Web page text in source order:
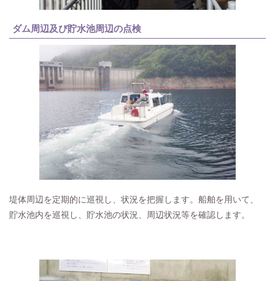
ダム周辺及び貯水池周辺の点検
堤体周辺を定期的に巡視し、状況を把握します。船舶を用いて、
貯水池内を巡視し、貯水池の状況、周辺状況等を確認します。